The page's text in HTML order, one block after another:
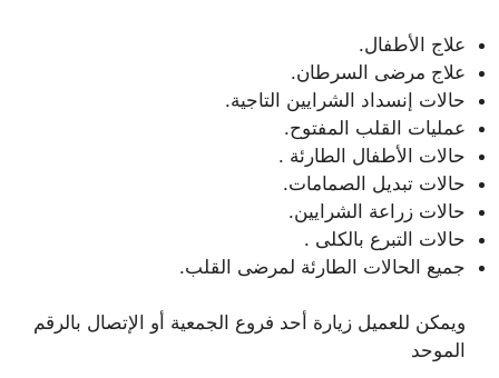
علاج الأطفال.
علاج مرضى السرطان.
حالات إنسداد الشرايين التاجية.
عمليات القلب المفتوح.
حالات الأطفال الطارئة .
حالات تبديل الصمامات.
حالات زراعة الشرايين.
حالات التبرع بالكلى .
جميع الحالات الطارئة لمرضى القلب.
ويمكن للعميل زيارة أحد فروع الجمعية أو الإتصال بالرقم
الموحد